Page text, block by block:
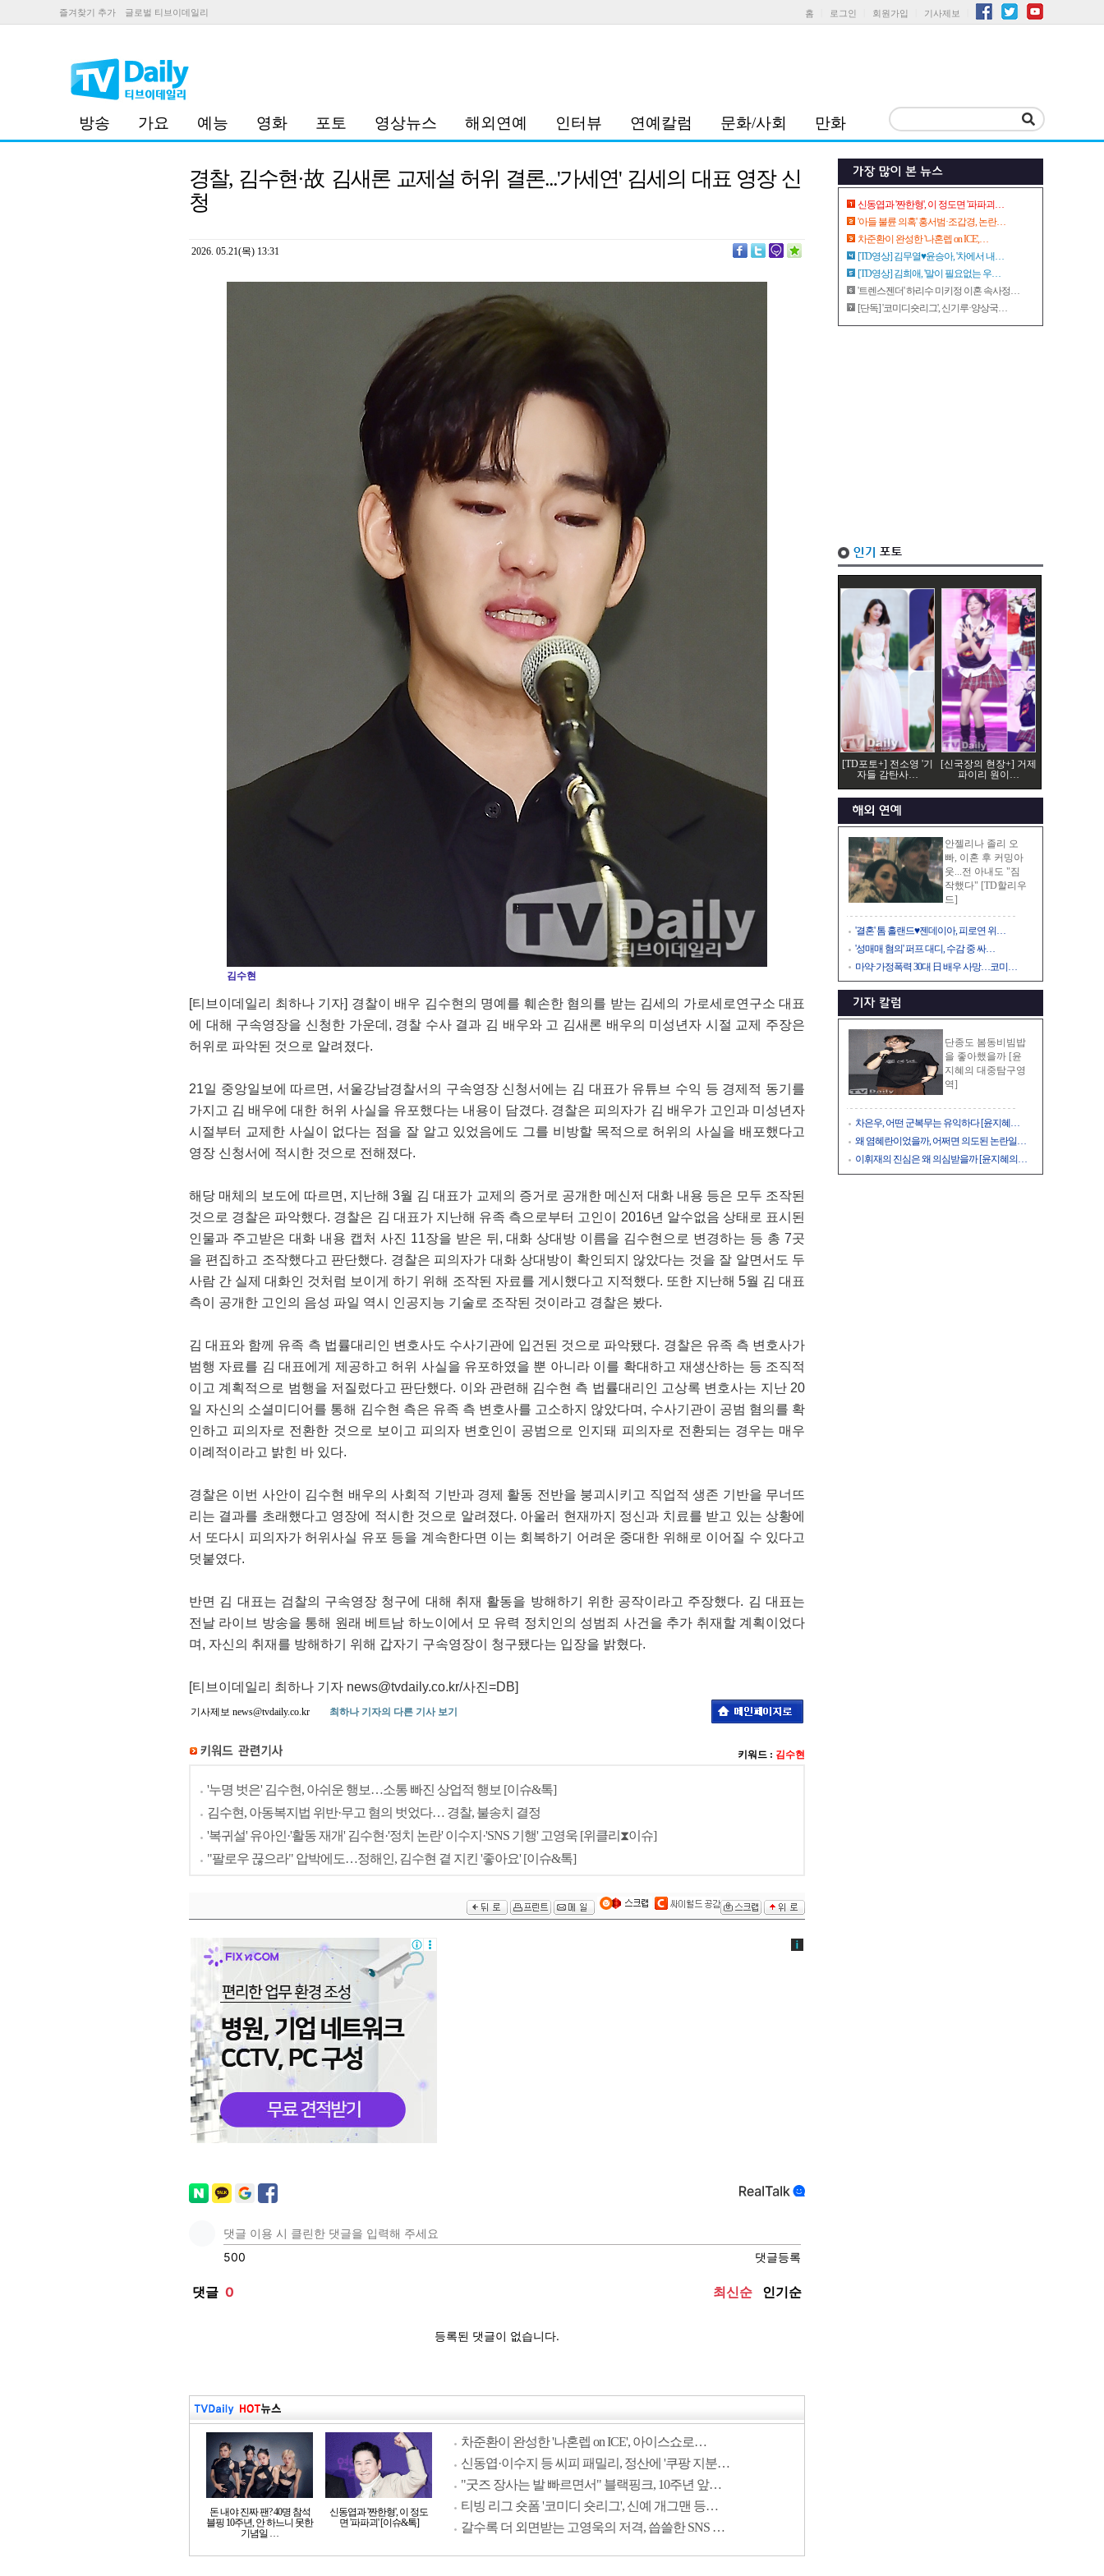
즐겨찾기 추가 글로벌 티브이데일리 홈 로그인 회원가입 기사제보
방송 가요 예능 영화 포토 영상뉴스 해외연예 인터뷰 연예칼럼 문화/사회 만화
경찰, 김수현·故 김새론 교제설 허위 결론...'가세연' 김세의 대표 영장 신
청
2026. 05.21(목) 13:31
김수현
[티브이데일리 최하나 기자] 경찰이 배우 김수현의 명예를 훼손한 혐의를 받는 김세의 가로세로연구소 대표
에 대해 구속영장을 신청한 가운데, 경찰 수사 결과 김 배우와 고 김새론 배우의 미성년자 시절 교제 주장은
허위로 파악된 것으로 알려졌다.
21일 중앙일보에 따르면, 서울강남경찰서의 구속영장 신청서에는 김 대표가 유튜브 수익 등 경제적 동기를
가지고 김 배우에 대한 허위 사실을 유포했다는 내용이 담겼다. 경찰은 피의자가 김 배우가 고인과 미성년자
시절부터 교제한 사실이 없다는 점을 잘 알고 있었음에도 그를 비방할 목적으로 허위의 사실을 배포했다고
영장 신청서에 적시한 것으로 전해졌다.
해당 매체의 보도에 따르면, 지난해 3월 김 대표가 교제의 증거로 공개한 메신저 대화 내용 등은 모두 조작된
것으로 경찰은 파악했다. 경찰은 김 대표가 지난해 유족 측으로부터 고인이 2016년 알수없음 상태로 표시된
인물과 주고받은 대화 내용 캡처 사진 11장을 받은 뒤, 대화 상대방 이름을 김수현으로 변경하는 등 총 7곳
을 편집하고 조작했다고 판단했다. 경찰은 피의자가 대화 상대방이 확인되지 않았다는 것을 잘 알면서도 두
사람 간 실제 대화인 것처럼 보이게 하기 위해 조작된 자료를 게시했다고 지적했다. 또한 지난해 5월 김 대표
측이 공개한 고인의 음성 파일 역시 인공지능 기술로 조작된 것이라고 경찰은 봤다.
김 대표와 함께 유족 측 법률대리인 변호사도 수사기관에 입건된 것으로 파악됐다. 경찰은 유족 측 변호사가
범행 자료를 김 대표에게 제공하고 허위 사실을 유포하였을 뿐 아니라 이를 확대하고 재생산하는 등 조직적
이고 계획적으로 범행을 저질렀다고 판단했다. 이와 관련해 김수현 측 법률대리인 고상록 변호사는 지난 20
일 자신의 소셜미디어를 통해 김수현 측은 유족 측 변호사를 고소하지 않았다며, 수사기관이 공범 혐의를 확
인하고 피의자로 전환한 것으로 보이고 피의자 변호인이 공범으로 인지돼 피의자로 전환되는 경우는 매우
이례적이라고 밝힌 바 있다.
경찰은 이번 사안이 김수현 배우의 사회적 기반과 경제 활동 전반을 붕괴시키고 직업적 생존 기반을 무너뜨
리는 결과를 초래했다고 영장에 적시한 것으로 알려졌다. 아울러 현재까지 정신과 치료를 받고 있는 상황에
서 또다시 피의자가 허위사실 유포 등을 계속한다면 이는 회복하기 어려운 중대한 위해로 이어질 수 있다고
덧붙였다.
반면 김 대표는 검찰의 구속영장 청구에 대해 취재 활동을 방해하기 위한 공작이라고 주장했다. 김 대표는
전날 라이브 방송을 통해 원래 베트남 하노이에서 모 유력 정치인의 성범죄 사건을 추가 취재할 계획이었다
며, 자신의 취재를 방해하기 위해 갑자기 구속영장이 청구됐다는 입장을 밝혔다.
[티브이데일리 최하나 기자 news@tvdaily.co.kr/사진=DB]
기사제보 news@tvdaily.co.kr 최하나 기자의 다른 기사 보기
키워드 : 김수현
'누명 벗은' 김수현, 아쉬운 행보…소통 빠진 상업적 행보 [이슈&톡]
김수현, 아동복지법 위반·무고 혐의 벗었다… 경찰, 불송치 결정
'복귀설' 유아인·'활동 재개' 김수현·'정치 논란' 이수지·'SNS 기행' 고영욱 [위클리⧗이슈]
"팔로우 끊으라" 압박에도…정해인, 김수현 곁 지킨 '좋아요' [이슈&톡]
돈 내야 진짜 팬? 40명 참석
블핑 10주년, 안 하느니 못한
기념일 …
신동엽과 '짠한형', 이 정도
면 '파파괴' [이슈&톡]
차준환이 완성한 '나혼렙 on ICE', 아이스쇼로…
신동엽·이수지 등 씨피 패밀리, 정산에 '쿠팡 지분…
"굿즈 장사는 발 빠르면서" 블랙핑크, 10주년 앞…
티빙 리그 숏폼 '코미디 숏리그', 신예 개그맨 등…
갈수록 더 외면받는 고영욱의 저격, 씁쓸한 SNS …
신동엽과 '짠한형', 이 정도면 '파파괴…
'아들 불륜 의혹' 홍서범·조갑경, 논란…
차준환이 완성한 '나혼렙 on ICE',…
[TD영상] 김무열♥윤승아, '차에서 내…
[TD영상] 김희애, '말이 필요없는 우…
'트렌스젠더' 하리수 미키정 이혼 속사정…
[단독] '코미디숏리그', 신기루·양상국…
[TD포토+] 전소영 '기
자들 감탄사…
[신국장의 현장+] 거제
파이리 원이…
안젤리나 졸리 오
빠, 이혼 후 커밍아
웃...전 아내도 "짐
작했다" [TD할리우
드]
'결혼' 톰 홀랜드♥젠데이아, 피로연 위…
'성매매 혐의' 퍼프 대디, 수감 중 싸…
마약·가정폭력 30대 日 배우 사망…코미…
단종도 봄동비빔밥
을 좋아했을까 [윤
지혜의 대중탐구영
역]
차은우, 어떤 군복무는 유익하다 [윤지혜…
왜 염혜란이었을까, 어쩌면 의도된 논란일…
이휘재의 진심은 왜 의심받을까 [윤지혜의…